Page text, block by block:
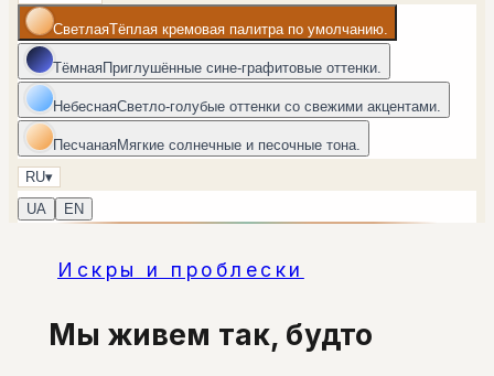
СветлаяТёплая кремовая палитра по умолчанию.
ТёмнаяПриглушённые сине-графитовые оттенки.
НебеснаяСветло-голубые оттенки со свежими акцентами.
ПесчанаяМягкие солнечные и песочные тона.
RU▾
UA
EN
Искры и проблески
Мы живем так, будто